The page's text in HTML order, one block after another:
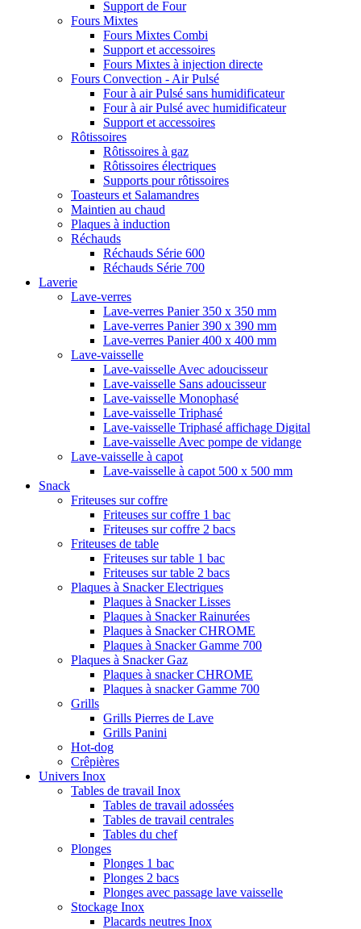
Support de Four
Fours Mixtes
Fours Mixtes Combi
Support et accessoires
Fours Mixtes à injection directe
Fours Convection - Air Pulsé
Four à air Pulsé sans humidificateur
Four à air Pulsé avec humidificateur
Support et accessoires
Rôtissoires
Rôtissoires à gaz
Rôtissoires électriques
Supports pour rôtissoires
Toasteurs et Salamandres
Maintien au chaud
Plaques à induction
Réchauds
Réchauds Série 600
Réchauds Série 700
Laverie
Lave-verres
Lave-verres Panier 350 x 350 mm
Lave-verres Panier 390 x 390 mm
Lave-verres Panier 400 x 400 mm
Lave-vaisselle
Lave-vaisselle Avec adoucisseur
Lave-vaisselle Sans adoucisseur
Lave-vaisselle Monophasé
Lave-vaisselle Triphasé
Lave-vaisselle Triphasé affichage Digital
Lave-vaisselle Avec pompe de vidange
Lave-vaisselle à capot
Lave-vaisselle à capot 500 x 500 mm
Snack
Friteuses sur coffre
Friteuses sur coffre 1 bac
Friteuses sur coffre 2 bacs
Friteuses de table
Friteuses sur table 1 bac
Friteuses sur table 2 bacs
Plaques à Snacker Electriques
Plaques à Snacker Lisses
Plaques à Snacker Rainurées
Plaques à Snacker CHROME
Plaques à Snacker Gamme 700
Plaques à Snacker Gaz
Plaques à snacker CHROME
Plaques à snacker Gamme 700
Grills
Grills Pierres de Lave
Grills Panini
Hot-dog
Crêpières
Univers Inox
Tables de travail Inox
Tables de travail adossées
Tables de travail centrales
Tables du chef
Plonges
Plonges 1 bac
Plonges 2 bacs
Plonges avec passage lave vaisselle
Stockage Inox
Placards neutres Inox